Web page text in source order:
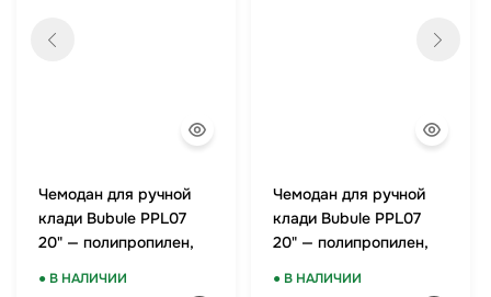
Чемодан для ручной
клади Bubule PPL07
20" — полипропилен,
● В НАЛИЧИИ
Чемодан для ручной
клади Bubule PPL07
20" — полипропилен,
● В НАЛИЧИИ